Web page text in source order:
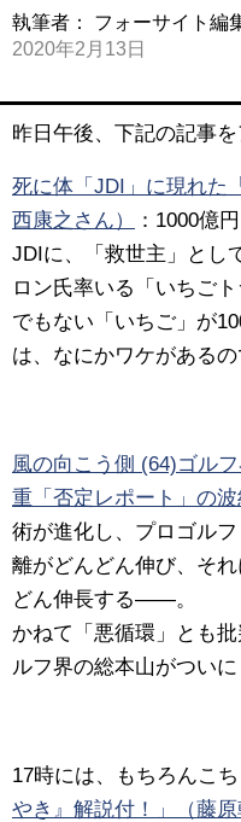
執筆者： フォーサイト編
2020年2月13日
昨日午後、下記の記事
死に体「JDI」に現れた
西康之さん）
： 1000億
JDI に、「救世主」とし
ロン氏率いる「 いちごト
でもない「いちご」が
は、なにかワケがあるの
風の向こう側 (64)ゴル
重「否定レポート」の波
術が進化し、プロゴル
離がどんどん伸び、そ
どん伸長する――。
かねて「悪循環」とも
ルフ界の総本山がつい
17時には、もちろんこち
やき』解説付！」（藤原